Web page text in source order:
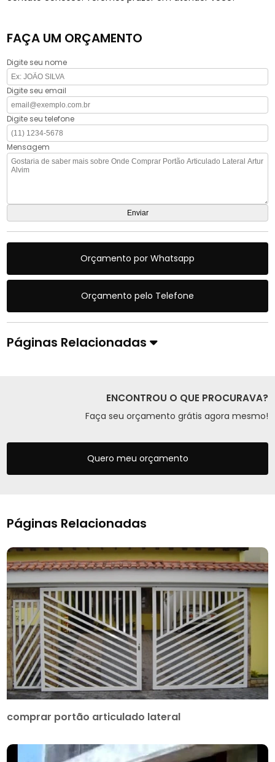
FAÇA UM ORÇAMENTO
Digite seu nome
Digite seu email
Digite seu telefone
Mensagem
Orçamento por Whatsapp
Orçamento pelo Telefone
Páginas Relacionadas
ENCONTROU O QUE PROCURAVA?
Faça seu orçamento grátis agora mesmo!
Quero meu orçamento
Páginas Relacionadas
comprar portão articulado lateral